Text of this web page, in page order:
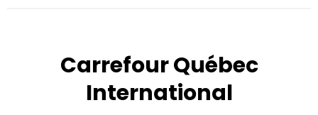
Carrefour Québec
International